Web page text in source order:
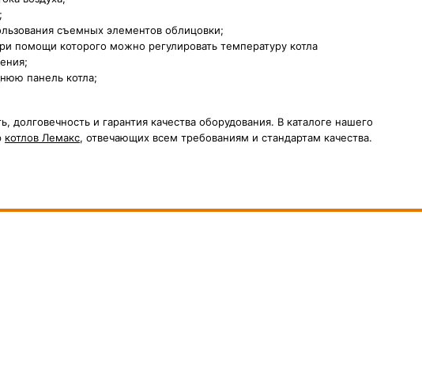
съемных элементов облицовки;
помощи которого можно регулировать температуру котла
панель котла;
и гарантия качества оборудования. В каталоге нашего
котлов Лемакс, отвечающих всем требованиям и стандартам качества.